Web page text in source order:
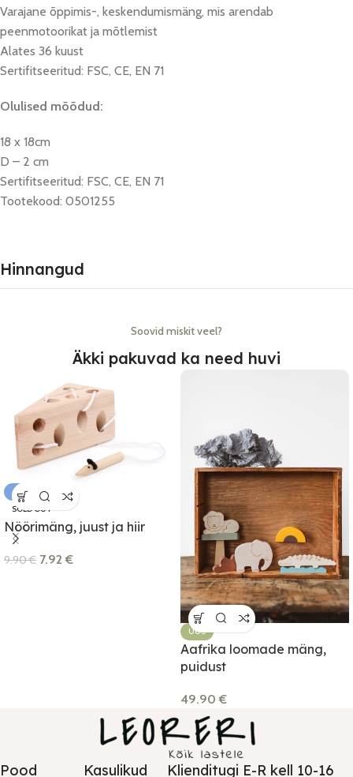
Varajane õppimis-, keskendumismäng, mis arendab
peenmotoorikat ja mõtlemist
Alates 36 kuust
Sertifitseeritud: FSC, CE, EN 71
Olulised mõõdud:
18 x 18cm
D – 2 cm
Sertifitseeritud: FSC, CE, EN 71
Tootekood: 0501255
Hinnangud
Soovid miskit veel?
Äkki pakuvad ka need huvi
-20%
SOLD OUT
Nöörimäng, juust ja hiir
9.90€ 7.92€
UUS
Aafrika loomade mäng,
puidust
49.90€
Pood Kasulikud Klienditugi E-R kell 10-16